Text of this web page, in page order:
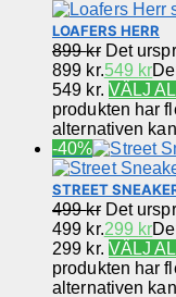
LOAFERS HERR
899kr Det
899 kr.549 kr
549 kr. VÄLJ
produkten har
alternativen
-40%
STREET
499kr Det
499 kr.299 kr
299 kr. VÄLJ
produkten har
alternativen